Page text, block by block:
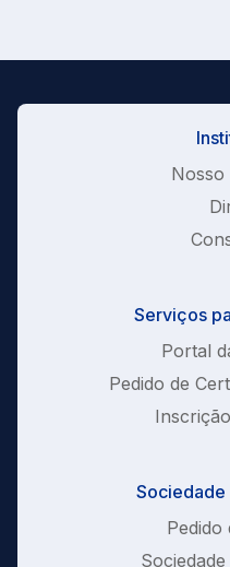
Nosso
Serviços
Portal
Pedido de
Pedido